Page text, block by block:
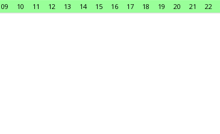
09 10 11 12 13 14 15 16 17 18 19 20 21 22